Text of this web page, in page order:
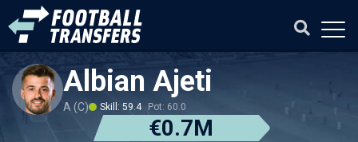
Albian Ajeti
A (C) Skill: 59.4 Pot: 60.0
€0.7M